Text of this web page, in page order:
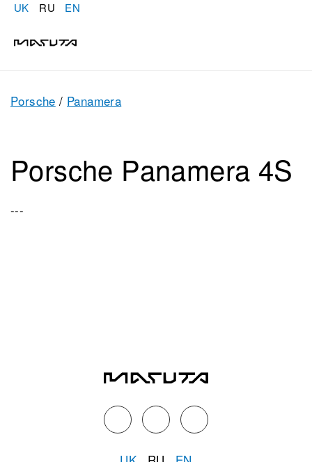
UK RU EN
Porsche / Panamera
Porsche Panamera 4S
---